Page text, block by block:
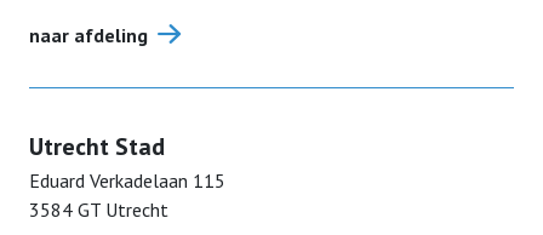
naar afdeling
Utrecht Stad
Eduard Verkadelaan 115
3584 GT Utrecht